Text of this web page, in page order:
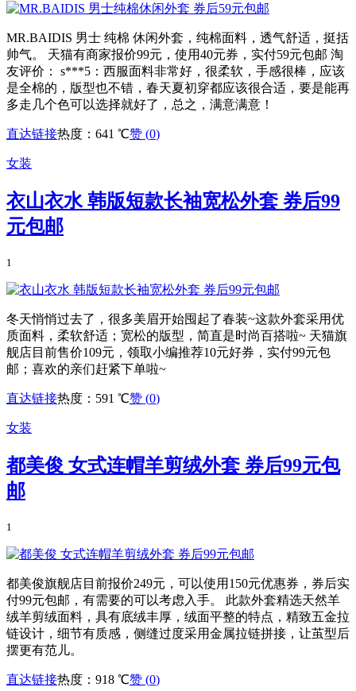
MR.BAIDIS 男士 纯棉 休闲外套，纯棉面料，透气舒适，挺括
帅气。 天猫有商家报价99元，使用40元券，实付59元包邮 淘
友评价： s***5：西服面料非常好，很柔软，手感很棒，应该
是全棉的，版型也不错，春天夏初穿都应该很合适，要是能再
多走几个色可以选择就好了，总之，满意满意！
直达链接热度：641 ℃赞 (0)
女装
衣山衣水 韩版短款长袖宽松外套 券后99
元包邮
1
冬天悄悄过去了，很多美眉开始囤起了春装~这款外套采用优
质面料，柔软舒适；宽松的版型，简直是时尚百搭啦~ 天猫旗
舰店目前售价109元，领取小编推荐10元好券，实付99元包
邮；喜欢的亲们赶紧下单啦~
直达链接热度：591 ℃赞 (0)
女装
都美俊 女式连帽羊剪绒外套 券后99元包
邮
1
都美俊旗舰店目前报价249元，可以使用150元优惠券，券后实
付99元包邮，有需要的可以考虑入手。 此款外套精选天然羊
绒羊剪绒面料，具有底绒丰厚，绒面平整的特点，精致五金拉
链设计，细节有质感，侧缝过度采用金属拉链拼接，让茧型后
摆更有范儿。
直达链接热度：918 ℃赞 (0)